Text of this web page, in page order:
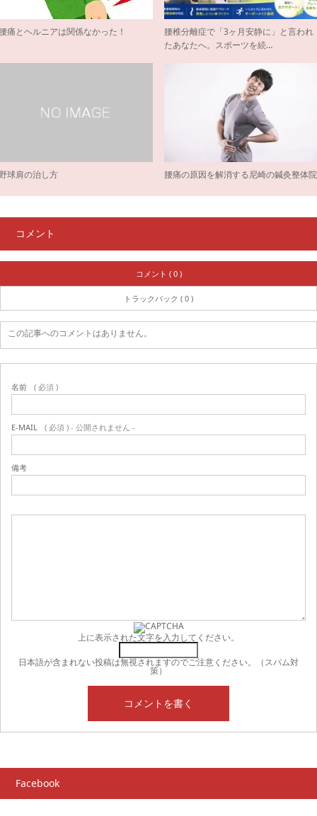
痛とヘルニアは関係なかった！
腰椎分離症で「3ヶ月安静に」と言われ
たあなたへ。スポーツを続…
球肩の治し方 腰痛の原因を解消する尼崎の鍼灸整体院
コメント
コメント ( 0 )
トラックバック ( 0 )
この記事へのコメントはありません。
名前 ( 必須 )
E-MAIL ( 必須 ) - 公開されません -
備考
上に表示された文字を入力してください。
日本語が含まれない投稿は無視されますのでご注意ください。（スパム対
策）
Facebook